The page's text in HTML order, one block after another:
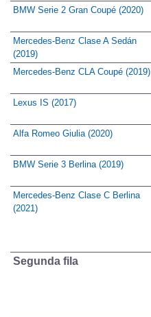
BMW Serie 2 Gran Coupé (2020)
Mercedes-Benz Clase A Sedán
(2019)
Mercedes-Benz CLA Coupé (2019)
Lexus IS (2017)
Alfa Romeo Giulia (2020)
BMW Serie 3 Berlina (2019)
Mercedes-Benz Clase C Berlina
(2021)
Segunda fila